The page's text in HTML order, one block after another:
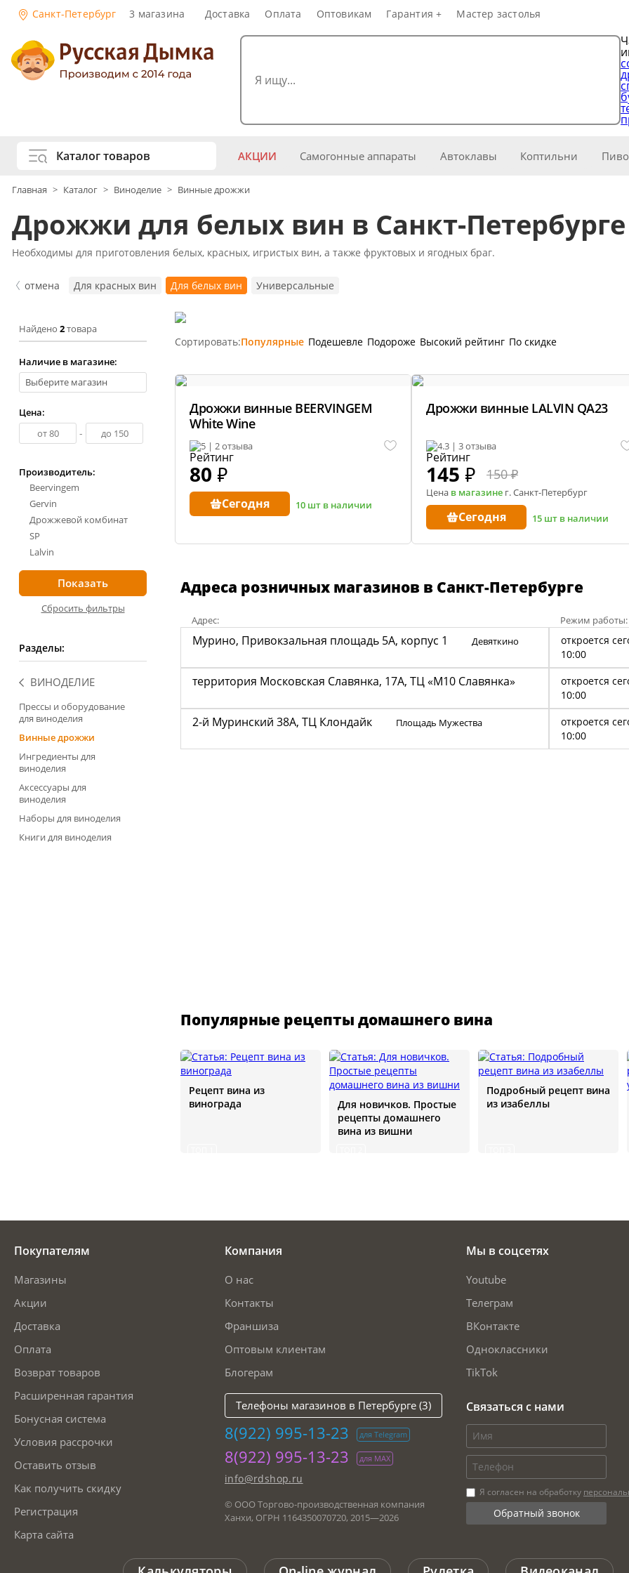
Санкт-Петербург 3 магазина Доставка Оплата Оптовикам Гарантия + Мастер застолья
Каталог товаров
Копчение и колбасы
Пивоварение
Виноделие
Подарочные карты
АКЦИИ Самогонные аппараты Автоклавы Коптильни
Самогон и водка
Ром
Наливки и настойки
Консервы и заготовки
Колбасы
Сыр
Обзоры товаров
самогоноварению на
аппарате
Онлайн-курс по
консервированию в
Youtube-канал
Сообщество
ВКонтакте
Сообщество
8 000+ читателей
Главная > Каталог > Виноделие > Винные дрожжи
Дрожжи для белых вин в Санкт-Петербурге
Необходимы для приготовления белых, красных, игристых вин, а также фруктовых и ягодных браг.
отмена Для красных вин Для белых вин Универсальные
Найдено 2товара
Наличие в магазине:
Выберите магазин
Цена:
-
Производитель:
Beervingem
Gervin
Дрожжевой комбинат
SP
Lalvin
Сбросить фильтры
Разделы:
ВИНОДЕЛИЕ
Прессы и оборудование
для виноделия
Винные дрожжи
Ингредиенты для
виноделия
Аксессуары для
виноделия
Наборы для виноделия
Книги для виноделия
Сортировать:Популярные Подешевле Подороже Высокий рейтинг По скидке
Дрожжи винные BEERVINGEM
White Wine
5 | 2 отзыва
80 ₽
Сегодня 10 шт в наличии
Дрожжи винные LALVIN QA23
4.3 | 3 отзыва
145 ₽ 150 ₽
Цена в магазине г. Санкт-Петербург
Сегодня 15 шт в наличии
Адреса розничных магазинов в Санкт-Петербурге
Адрес: Режим работы:
Мурино, Привокзальная площадь 5А, корпус 1 Девяткино
откроется
10:00
территория Московская Славянка, 17А, ТЦ «М10 Славянка»
откроется
10:00
2-й Муринский 38А, ТЦ Клондайк Площадь Мужества
откроется
10:00
Популярные рецепты домашнего вина
Рецепт вина из
винограда
Для новичков. Простые
рецепты домашнего
вина из вишни
Подробный рецепт вина
из изабеллы
Покупателям
Магазины
Акции
Доставка
Оплата
Возврат товаров
Расширенная гарантия
Бонусная система
Условия рассрочки
Оставить отзыв
Как получить скидку
Регистрация
Карта сайта
Компания
О нас
Контакты
Франшиза
Оптовым клиентам
Блогерам
Телефоны магазинов в Петербурге (3)
8(922) 995-13-23 для Telegram
8(922) 995-13-23 для МАХ
info@rdshop.ru
© ООО Торгово-производственная компания
Ханхи, ОГРН 1164350070720, 2015—2026
Мы в соцсетях
Youtube
Телеграм
ВКонтакте
Одноклассники
TikTok
Связаться с нами
Я согласен на обработку